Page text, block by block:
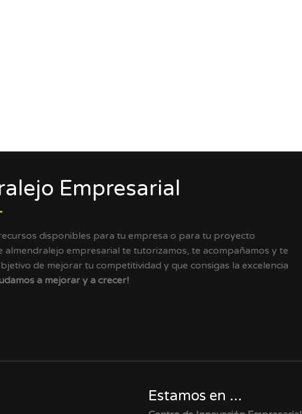
Empresarial
disponibles para tu empresa o para tu proyecto
almendralejo empresarial te tutorizamos, te acompañamos y te
de mejorar tu competitividad y que consigas la excelencia
a mejorar y a crecer!
Estamos en ...